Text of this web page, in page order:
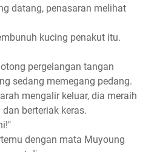
datang, penasaran melihat
kucing penakut itu.
pergelangan tangan
sedang memegang pedang.
mengalir keluar, dia meraih
berteriak keras.
dengan mata Muyoung